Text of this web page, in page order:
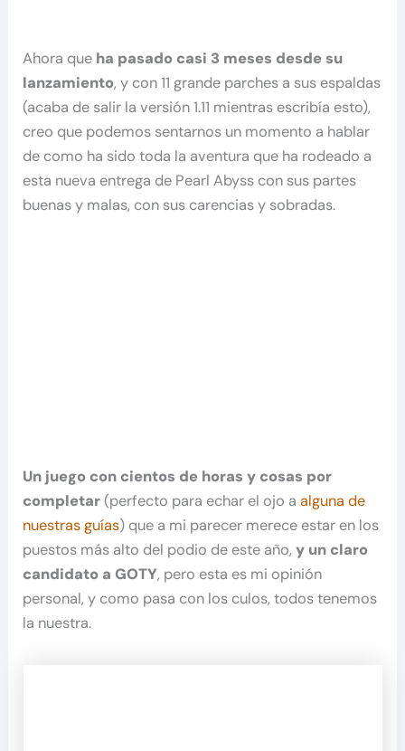
Ahora que ha pasado casi 3 meses desde su
lanzamiento, y con 11 grande parches a sus espaldas
(acaba de salir la versión 1.11 mientras escribía esto),
creo que podemos sentarnos un momento a hablar
de como ha sido toda la aventura que ha rodeado a
esta nueva entrega de Pearl Abyss con sus partes
buenas y malas, con sus carencias y sobradas.
Un juego con cientos de horas y cosas por
completar(perfecto para echar el ojo aalguna de
nuestras guías) que a mi parecer merece estar en los
puestos más alto del podio de este año,y un claro
candidato a GOTY, pero esta es mi opinión
personal, y como pasa con los culos, todos tenemos
la nuestra.